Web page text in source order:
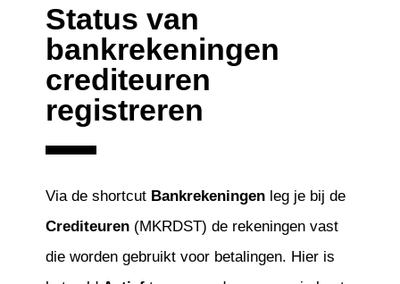
Status van
bankrekeningen
crediteuren
registreren
Via de shortcut Bankrekeningen leg je bij de
Crediteuren (MKRDST) de rekeningen vast
die worden gebruikt voor betalingen. Hier is